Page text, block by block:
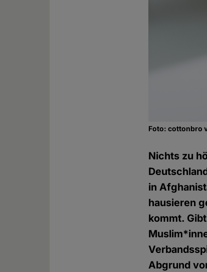
Foto: cottonbro
Nichts zu
in
hausieren
kommt.
Abgrund